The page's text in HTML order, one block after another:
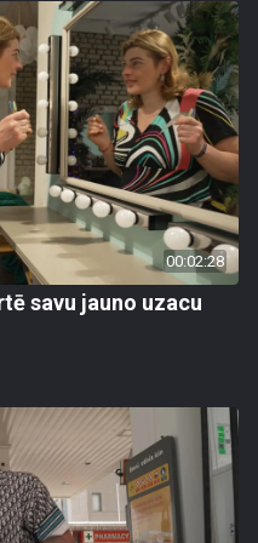
00:02:28
savu jauno uzacu